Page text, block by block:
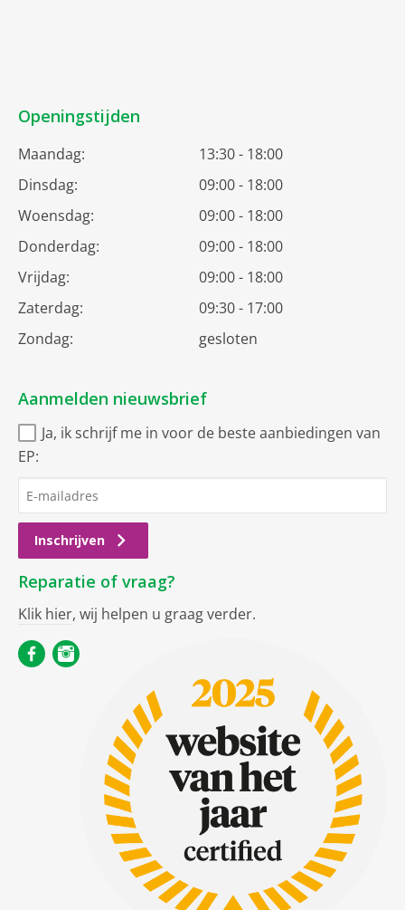
Openingstijden
Maandag:
13:30 - 18:00
Dinsdag:
09:00 - 18:00
Woensdag:
09:00 - 18:00
Donderdag:
09:00 - 18:00
Vrijdag:
09:00 - 18:00
Zaterdag:
09:30 - 17:00
Zondag:
gesloten
Aanmelden nieuwsbrief
Ja, ik schrijf me in voor de beste aanbiedingen van
EP:
Inschrijven
Reparatie of vraag?
Klik hier, wij helpen u graag verder.